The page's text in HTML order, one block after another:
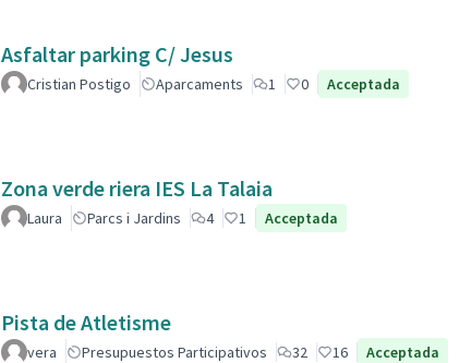
Asfaltar parking C/ Jesus
Cristian Postigo Aparcaments 1 0 Acceptada
Zona verde riera IES La Talaia
Laura Parcs i Jardins 4 1 Acceptada
Pista de Atletisme
vera Presupuestos Participativos 32 16 Acceptada